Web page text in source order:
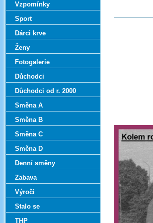
Vzpomínky
Sport
Dárci krve
Ženy
Fotogalerie
Důchodci
Důchodci od r. 2000
Směna A
Směna B
Směna C
Směna D
Denní směny
Zabava
Výroči
Stalo se
THP